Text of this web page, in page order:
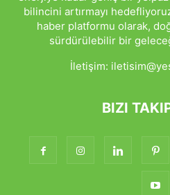
bilincini artırmayı
haber platformu olarak,
sürdürülebilir bir
İletişim:
BIZI